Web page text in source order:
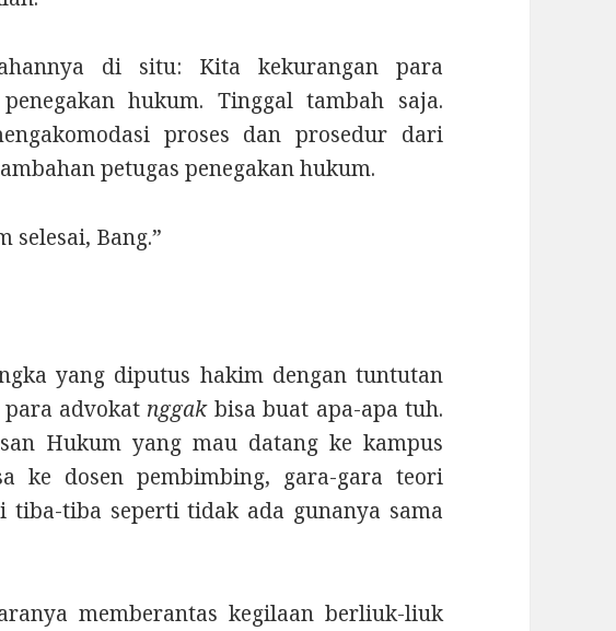
di situ: Kita kekurangan para
hukum. Tinggal tambah saja.
proses dan prosedur dari
petugas penegakan hukum.
selesai, Bang.”
yang diputus hakim dengan tuntutan
advokat nggakbisa buat apa-apa tuh.
Hukum yang mau datang ke kampus
ke dosen pembimbing, gara-gara teori
tiba seperti tidak ada gunanya sama
memberantas kegilaan berliuk-liuk